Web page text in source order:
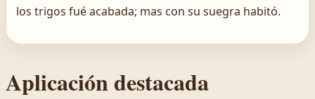
los trigos fué acabada; mas con su suegra habitó.
Aplicación destacada